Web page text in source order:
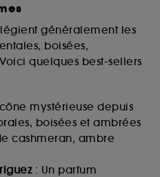
généralement les
boisées,
quelques best-sellers
mystérieuse depuis
boisées et ambrées
cashmeran, ambre
: Un parfum